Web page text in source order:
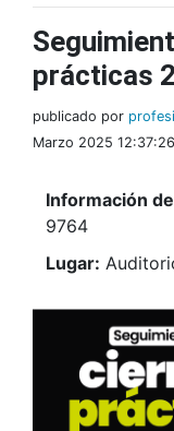
prácticas
publicado por
Marzo 2025
Información
9764
Lugar: